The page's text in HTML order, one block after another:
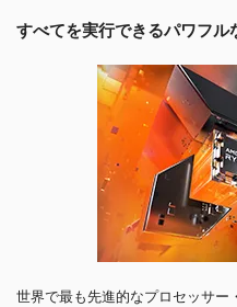
すべてを実行できるパワフル
世界で最も先進的なプロセッサー